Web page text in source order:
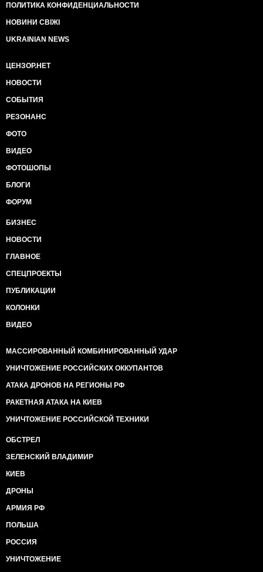
ПОЛИТИКА КОНФИДЕНЦИАЛЬНОСТИ
НОВИНИ СВІЖІ
UKRAINIAN NEWS
ЦЕНЗОР.НЕТ
НОВОСТИ
СОБЫТИЯ
РЕЗОНАНС
ФОТО
ВИДЕО
ФОТОШОПЫ
БЛОГИ
ФОРУМ
БИЗНЕС
НОВОСТИ
ГЛАВНОЕ
СПЕЦПРОЕКТЫ
ПУБЛИКАЦИИ
КОЛОНКИ
ВИДЕО
МАССИРОВАННЫЙ КОМБИНИРОВАННЫЙ УДАР
УНИЧТОЖЕНИЕ РОССИЙСКИХ ОККУПАНТОВ
АТАКА ДРОНОВ НА РЕГИОНЫ РФ
РАКЕТНАЯ АТАКА НА КИЕВ
УНИЧТОЖЕНИЕ РОССИЙСКОЙ ТЕХНИКИ
ОБСТРЕЛ
ЗЕЛЕНСКИЙ ВЛАДИМИР
КИЕВ
ДРОНЫ
АРМИЯ РФ
ПОЛЬША
РОССИЯ
УНИЧТОЖЕНИЕ